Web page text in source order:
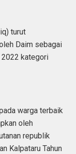
turut
Daim sebagai
2022 kategori
warga terbaik
oleh
republik
Kalpataru Tahun